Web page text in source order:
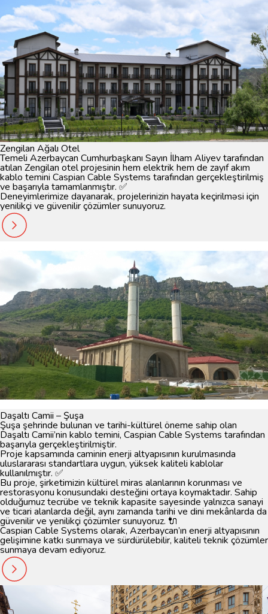
Zengilan Ağalı Otel
Temeli Azerbaycan Cumhurbaşkanı Sayın İlham Aliyev tarafından
atılan Zengilan otel projesinin hem elektrik hem de zayıf akım
kablo temini Caspian Cable Systems tarafından gerçekleştirilmiş
ve başarıyla tamamlanmıştır. ✅
Deneyimlerimize dayanarak, projelerinizin hayata keçirilməsi için
yenilikçi ve güvenilir çözümler sunuyoruz.
Daşaltı Camii – Şuşa
Şuşa şehrinde bulunan ve tarihi-kültürel öneme sahip olan
Daşaltı Camii’nin kablo temini, Caspian Cable Systems tarafından
başarıyla gerçekleştirilmiştir.
Proje kapsamında caminin enerji altyapısının kurulmasında
uluslararası standartlara uygun, yüksek kaliteli kablolar
kullanılmıştır. ✅
Bu proje, şirketimizin kültürel miras alanlarının korunması ve
restorasyonu konusundaki desteğini ortaya koymaktadır. Sahip
olduğumuz tecrübe ve teknik kapasite sayesinde yalnızca sanayi
ve ticari alanlarda değil, aynı zamanda tarihi ve dini mekânlarda da
güvenilir ve yenilikçi çözümler sunuyoruz. 🔌
Caspian Cable Systems olarak, Azerbaycan’ın enerji altyapısının
gelişimine katkı sunmaya ve sürdürülebilir, kaliteli teknik çözümler
sunmaya devam ediyoruz.